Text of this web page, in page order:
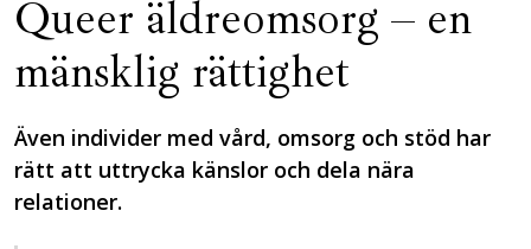
Queer äldreomsorg – en
mänsklig rättighet
Även individer med vård, omsorg och stöd har
rätt att uttrycka känslor och dela nära
relationer.